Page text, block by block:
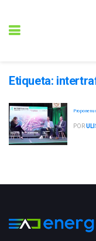
Etiqueta:
Proponen
POR